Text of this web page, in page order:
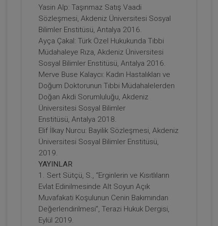
Kongresi - VI. Oturum
360 TL Sepete Ekle
Tüketici Hukuku Enstitüsü
İnşaat Sektöründe Tüketici Hukuku ve
Uygulamaları - 11. Tüketici Hukuku
Kongresi - V. Oturum
360 TL Sepete Ekle
Yasin Alp: Taşınmaz Satış Vaadi
Sözleşmesi, Akdeniz Üniversitesi Sosyal
Bilimler Enstitüsü, Antalya 2016.
Ayça Çakal: Türk Özel Hukukunda Tıbbi
Müdahaleye Rıza, Akdeniz Üniversitesi
Sosyal Bilimler Enstitüsü, Antalya 2016.
Merve Buse Kalaycı: Kadın Hastalıkları ve
Doğum Doktorunun Tıbbi Müdahalelerden
Doğan Akdi Sorumluluğu, Akdeniz
Üniversitesi Sosyal Bilimler
Enstitüsü, Antalya 2018.
Elif İlkay Nurcu: Bayilik Sözleşmesi, Akdeniz
Üniversitesi Sosyal Bilimler Enstitüsü,
2019.
YAYINLAR
1. Sert Sütçü, S., “Erginlerin ve Kısıtlıların
Evlat Edinilmesinde Alt Soyun Açık
Muvafakati Koşulunun Cenin Bakımından
Değerlendirilmesi”, Terazi Hukuk Dergisi,
Eylül 2019.